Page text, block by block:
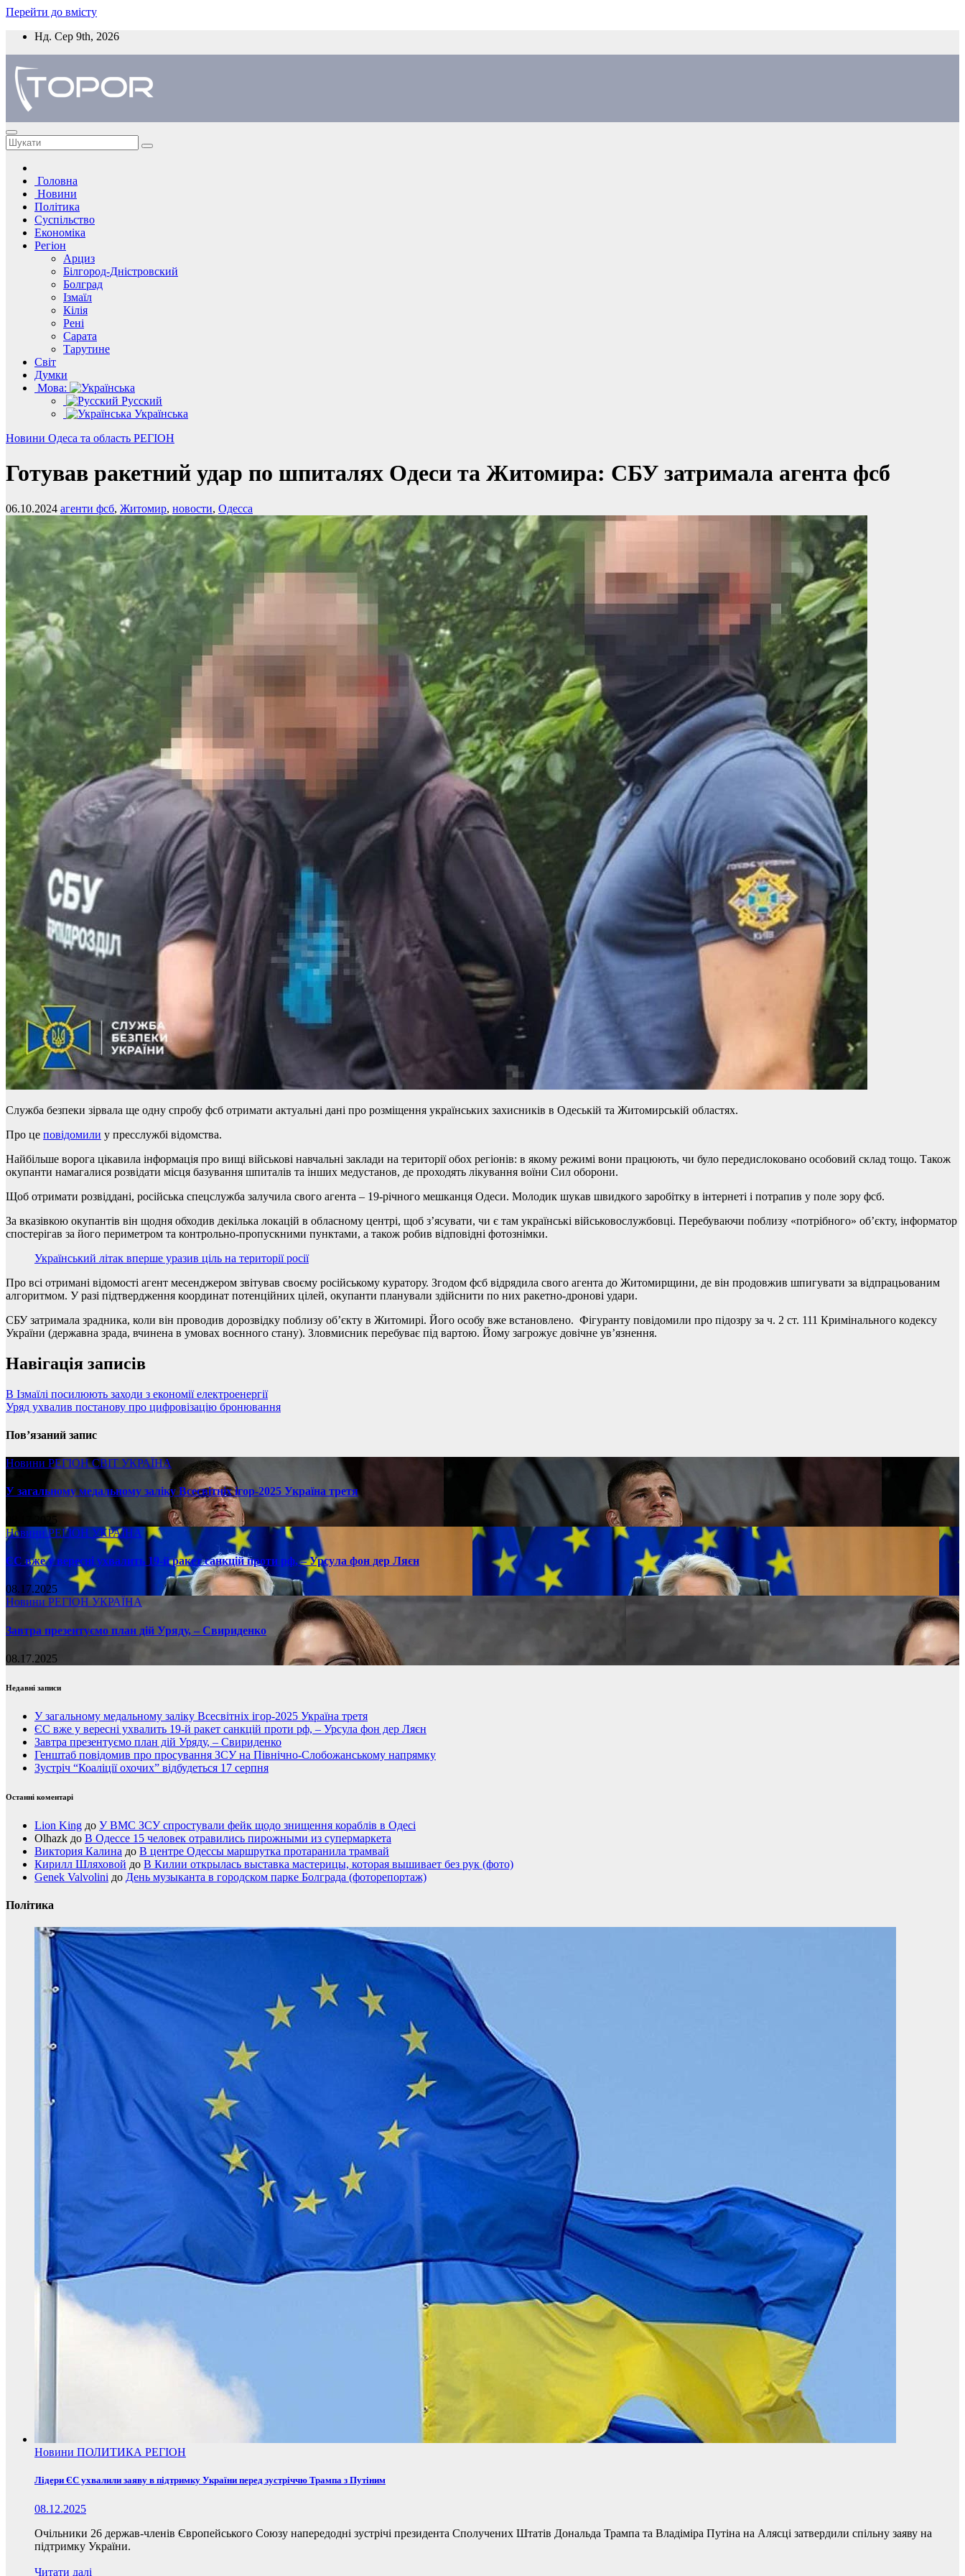
Перейти до вмісту
Нд. Сер 9th, 2026
Головна
Новини
Політика
Суспільство
Економіка
Регіон
Арциз
Білгород-Дністровский
Болград
Ізмаїл
Кілія
Рені
Сарата
Тарутине
Світ
Думки
Мова:
Русский
Українська
Новини Одеса та область РЕГІОН
Готував ракетний удар по шпиталях Одеси та Житомира: СБУ затримала агента фсб
06.10.2024 агенти фсб, Житомир, новости, Одесса
Служба безпеки зірвала ще одну спробу фсб отримати актуальні дані про розміщення українських захисників в Одеській та Житомирській областях.
Про це повідомили у пресслужбі відомства.
Найбільше ворога цікавила інформація про вищі військові навчальні заклади на території обох регіонів: в якому режимі вони працюють, чи було передислоковано особовий склад тощо. Також
окупанти намагалися розвідати місця базування шпиталів та інших медустанов, де проходять лікування воїни Сил оборони.
Щоб отримати розвіддані, російська спецслужба залучила свого агента – 19-річного мешканця Одеси. Молодик шукав швидкого заробітку в інтернеті і потрапив у поле зору фсб.
За вказівкою окупантів він щодня обходив декілька локацій в обласному центрі, щоб з’ясувати, чи є там українські військовослужбовці. Перебуваючи поблизу «потрібного» об’єкту, інформатор
спостерігав за його периметром та контрольно-пропускними пунктами, а також робив відповідні фотознімки.
Український літак вперше уразив ціль на території росії
Про всі отримані відомості агент месенджером звітував своєму російському куратору. Згодом фсб відрядила свого агента до Житомирщини, де він продовжив шпигувати за відпрацьованим
алгоритмом. У разі підтвердження координат потенційних цілей, окупанти планували здійснити по них ракетно-дронові удари.
СБУ затримала зрадника, коли він проводив дорозвідку поблизу об’єкту в Житомирі. Його особу вже встановлено. Фігуранту повідомили про підозру за ч. 2 ст. 111 Кримінального кодексу
України (державна зрада, вчинена в умовах воєнного стану). Зловмисник перебуває під вартою. Йому загрожує довічне ув’язнення.
Навігація записів
В Ізмаїлі посилюють заходи з економії електроенергії
Уряд ухвалив постанову про цифровізацію бронювання
Пов’язаний запис
Новини РЕГІОНСВІТ УКРАЇНА
У загальному медальному заліку Всесвітніх ігор-2025 Україна третя
08.17.2025
НовиниРЕГІОН УКРАЇНА
ЄС вже у вересні ухвалить 19-й ракет санкцій проти рф, – Урсула фон дер Ляєн
08.17.2025
Новини РЕГІОН УКРАЇНА
Завтра презентуємо план дій Уряду, – Свириденко
08.17.2025
Недавні записи
У загальному медальному заліку Всесвітніх ігор-2025 Україна третя
ЄС вже у вересні ухвалить 19-й ракет санкцій проти рф, – Урсула фон дер Ляєн
Завтра презентуємо план дій Уряду, – Свириденко
Генштаб повідомив про просування ЗСУ на Північно-Слобожанському напрямку
Зустріч “Коаліції охочих” відбудеться 17 серпня
Останні коментарі
Lion King до У ВМС ЗСУ спростували фейк щодо знищення кораблів в Одесі
Olhazk до В Одессе 15 человек отравились пирожными из супермаркета
Виктория Калина до В центре Одессы маршрутка протаранила трамвай
Кирилл Шляховой до В Килии открылась выставка мастерицы, которая вышивает без рук (фото)
Genek Valvolini до День музыканта в городском парке Болграда (фоторепортаж)
Політика
Новини ПОЛИТИКА РЕГІОН
Лідери ЄС ухвалили заяву в підтримку України перед зустріччю Трампа з Путіним
08.12.2025
Очільники 26 держав-членів Європейського Союзу напередодні зустрічі президента Сполучених Штатів Дональда Трампа та Владіміра Путіна на Алясці затвердили спільну заяву на
підтримку України.
Читати далі